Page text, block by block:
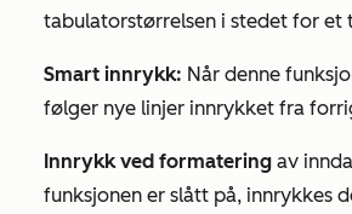
tabulatorstørrelsen i stedet for et
Smart innrykk: Når denne
følger nye linjer innrykket fra
Innrykk ved formatering av
funksjonen er slått på, innrykkes